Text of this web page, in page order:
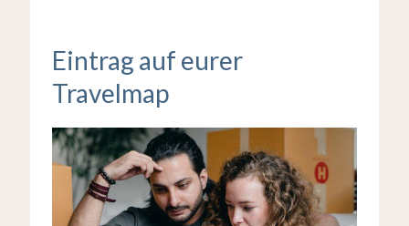
Eintrag auf eurer
Travelmap